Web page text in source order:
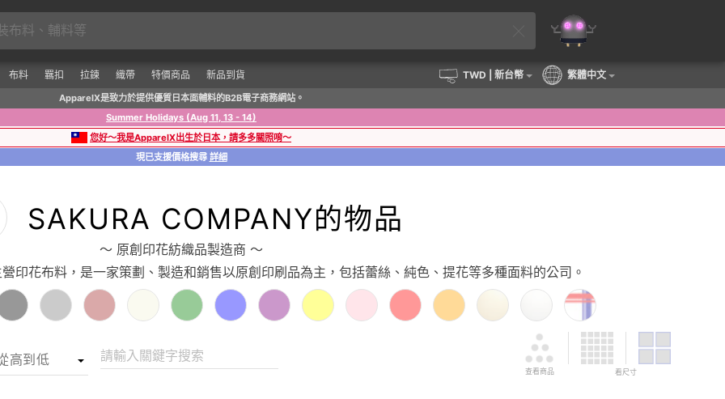
布料 羈扣 拉鍊 織帶 特價商品 新品到貨 TWD | 新台幣 繁體中文
ApparelX是致力於提供優質日本面輔料的B2B電子商務網站。
Summer Holidays (Aug 11, 13 - 14)
您好～我是ApparelX出生於日本，請多多關照唷～
現已支援價格搜尋 詳細
SAKURA COMPANY的物品
〜 原創印花紡織品製造商 〜
印花布料，是一家策劃、製造和銷售以原創印刷品為主，包括蕾絲、純色、提花等多種面料的公司。
請輸入關鍵字搜索
查看商品 看尺寸